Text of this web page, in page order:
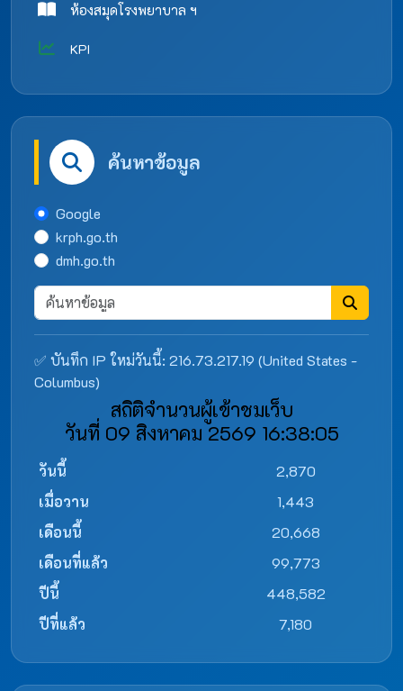
ห้องสมุดโรงพยาบาล ฯ
KPI
ค้นหาข้อมูล
Google
krph.go.th
dmh.go.th
✅ บันทึก IP ใหม่วันนี้: 216.73.217.19 (United States -
Columbus)
สถิติจำนวนผู้เข้าชมเว็บ
วันที่ 09 สิงหาคม 2569 16:38:05
วันนี้
2,870
เมื่อวาน
1,443
เดือนนี้
20,668
เดือนที่แล้ว
99,773
ปีนี้
448,582
ปีที่แล้ว
7,180